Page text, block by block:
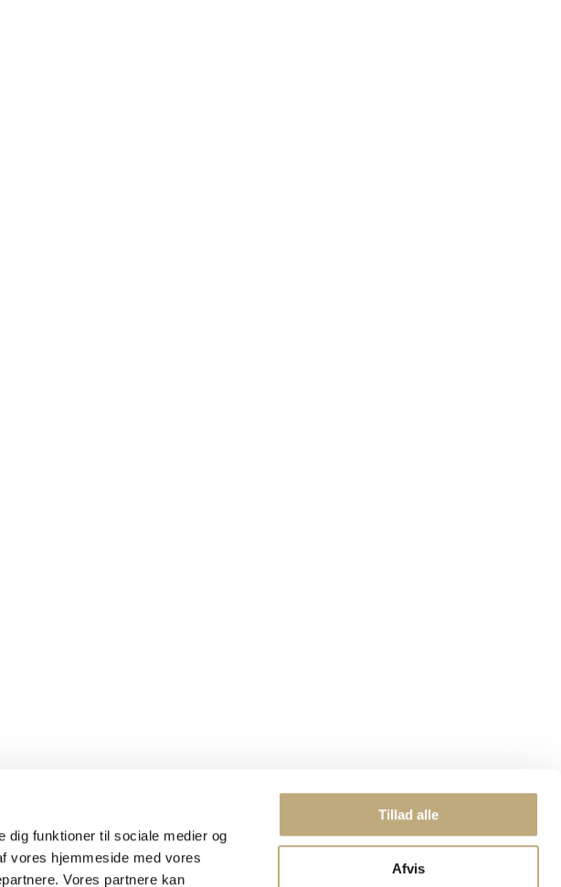
dig funktioner til sociale medier og
vores hjemmeside med vores
Vores partnere kan
Tillad alle
Afvis